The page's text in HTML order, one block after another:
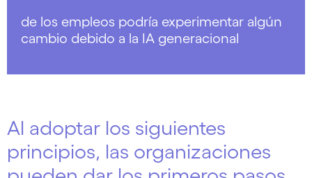
de los empleos podría experimentar algún
cambio debido a la IA generacional
Al adoptar los siguientes
principios, las organizaciones